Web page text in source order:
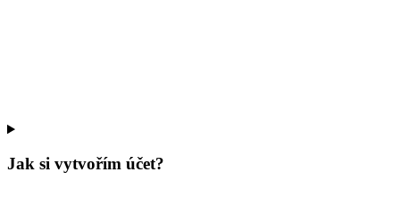
Jak si vytvořím účet?